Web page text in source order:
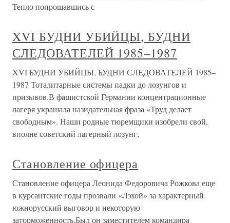
Тепло попрощавшись с
XVI БУДНИ УБИЙЦЫ, БУДНИ
СЛЕДОВАТЕЛЕЙ 1985–1987
XVI БУДНИ УБИЙЦЫ, БУДНИ СЛЕДОВАТЕЛЕЙ 1985–
1987 Тоталитарные системы падки до лозунгов и
призывов.В фашистской Германии концентрационные
лагеря украшала назидательная фраза «Труд делает
свободным». Наши родные тюремщики изобрели свой,
вполне советский лагерный лозунг,
Становление офицера
Становление офицера Леонида Федоровича Рожкова еще
в курсантские годы прозвали «Лэхой» за характерный
южнорусский выговор и некоторую
заторможенность.Был он заместителем командира